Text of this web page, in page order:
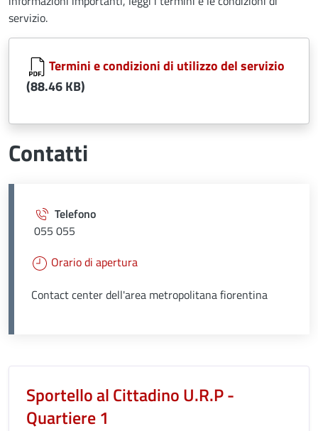
servizio.
Document
Termini e condizioni di utilizzo del servizio
(88.46 KB)
Contatti
Telefono
055 055
Orario di apertura
Contact center dell'area metropolitana fiorentina
Sportello al Cittadino U.R.P -
Quartiere 1